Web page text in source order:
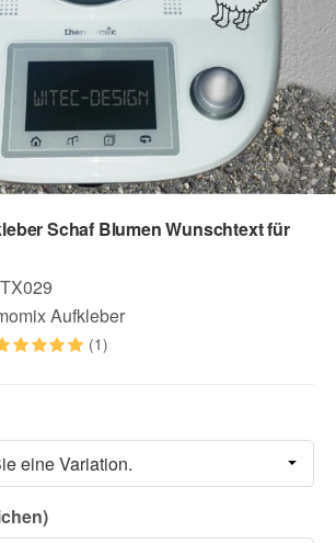
Schaf Blumen Wunschtext für
TX029
Aufkleber
(1)
eine Variation.